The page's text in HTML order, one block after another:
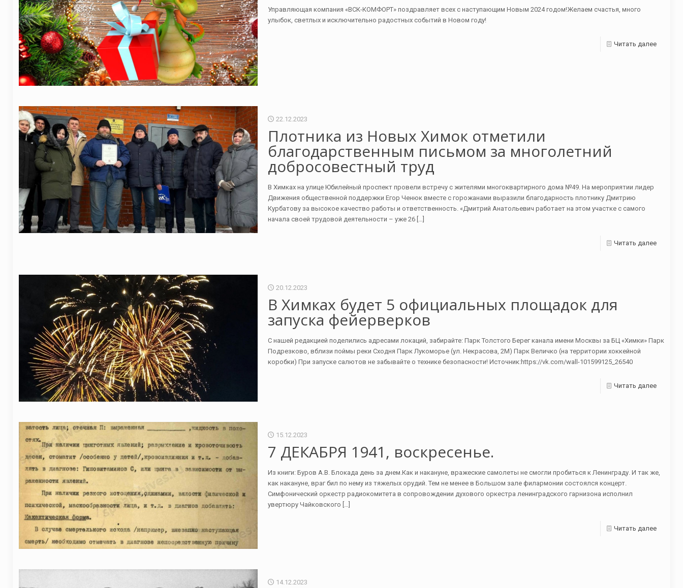
Управляющая компания «ВСК-КОМФОРТ» поздравляет всех с наступающим Новым 2024 годом!Желаем счастья, много
улыбок, светлых и исключительно радостных событий в Новом году!
Читать далее
22.12.2023
Плотника из Новых Химок отметили
благодарственным письмом за многолетний
добросовестный труд
В Химках на улице Юбилейный проспект провели встречу с жителями многоквартирного дома №49. На мероприятии лидер
Движения общественной поддержки Егор Ченюк вместе с горожанами выразили благодарность плотнику Дмитрию
Курбатову за высокое качество работы и ответственность. «Дмитрий Анатольевич работает на этом участке с самого
начала своей трудовой деятельности – уже 26[…]
Читать далее
20.12.2023
В Химках будет 5 официальных площадок для
запуска фейерверков
С нашей редакцией поделились адресами локаций, забирайте: Парк Толстого Берег канала имени Москвы за БЦ «Химки» Парк
Подрезково, вблизи поймы реки Сходня Парк Лукоморье (ул. Некрасова, 2М) Парк Величко (на территории хоккейной
коробки) При запуске салютов не забывайте о технике безопасности! Источник:https://vk.com/wall-101599125_26540
Читать далее
15.12.2023
7 ДЕКАБРЯ 1941, воскресенье.
Из книги: Буров А.В. Блокада день за днем.Как и накануне, вражеские самолеты не смогли пробиться к Ленинграду. И так же,
как накануне, враг бил по нему из тяжелых орудий. Тем не менее в Большом зале филармонии состоялся концерт.
Симфонический оркестр радиокомитета в сопровождении духового оркестра ленинградского гарнизона исполнил
увертюру Чайковского […]
Читать далее
14.12.2023